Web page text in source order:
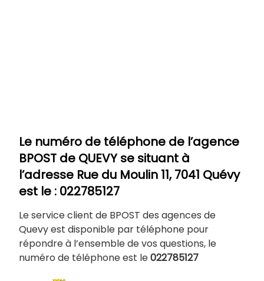
Le numéro de téléphone de l’agence
BPOST de QUEVY se situant à
l’adresse Rue du Moulin 11, 7041 Quévy
est le : 022785127
Le service client de BPOST des agences de
Quevy est disponible par téléphone pour
répondre à l’ensemble de vos questions, le
numéro de téléphone est le022785127